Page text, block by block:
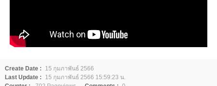
Create Date :
15 กุมภาพันธ์ 2566
Last Update :
15 กุมภาพันธ์ 2566 15:59:23 น.